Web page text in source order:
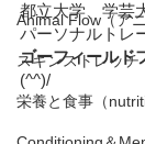
Animal Flow（ア
スキンストレッ
栄養と食事（
都立大学、学芸
パーソナルトレ
ゴーフィールド
(^^)/